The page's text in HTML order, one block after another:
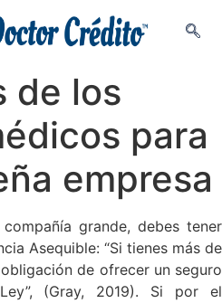
de los
para
empresa
grande, debes tener
Asequible: “Si tienes más de
de ofrecer un seguro
(Gray, 2019). Si por el